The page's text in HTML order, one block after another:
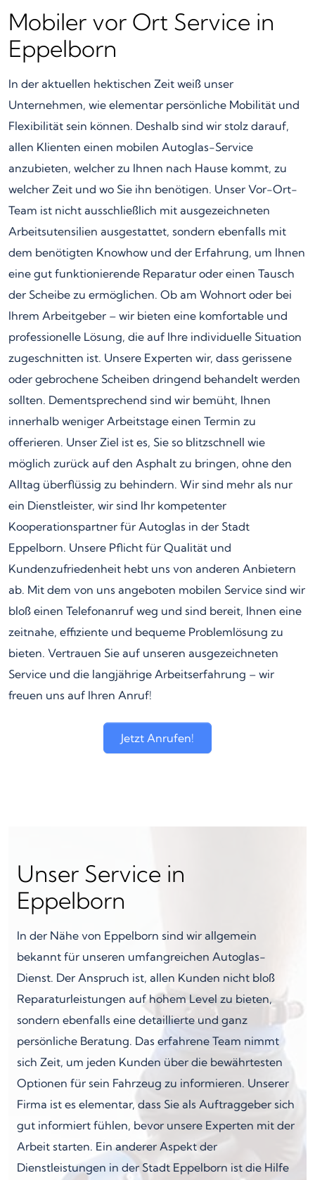
Mobiler vor Ort Service in
Eppelborn
In der aktuellen hektischen Zeit weiß unser
Unternehmen, wie elementar persönliche Mobilität und
Flexibilität sein können. Deshalb sind wir stolz darauf,
allen Klienten einen mobilen Autoglas-Service
anzubieten, welcher zu Ihnen nach Hause kommt, zu
welcher Zeit und wo Sie ihn benötigen. Unser Vor-Ort-
Team ist nicht ausschließlich mit ausgezeichneten
Arbeitsutensilien ausgestattet, sondern ebenfalls mit
dem benötigten Knowhow und der Erfahrung, um Ihnen
eine gut funktionierende Reparatur oder einen Tausch
der Scheibe zu ermöglichen. Ob am Wohnort oder bei
Ihrem Arbeitgeber – wir bieten eine komfortable und
professionelle Lösung, die auf Ihre individuelle Situation
zugeschnitten ist. Unsere Experten wir, dass gerissene
oder gebrochene Scheiben dringend behandelt werden
sollten. Dementsprechend sind wir bemüht, Ihnen
innerhalb weniger Arbeitstage einen Termin zu
offerieren. Unser Ziel ist es, Sie so blitzschnell wie
möglich zurück auf den Asphalt zu bringen, ohne den
Alltag überflüssig zu behindern. Wir sind mehr als nur
ein Dienstleister, wir sind Ihr kompetenter
Kooperationspartner für Autoglas in der Stadt
Eppelborn. Unsere Pflicht für Qualität und
Kundenzufriedenheit hebt uns von anderen Anbietern
ab. Mit dem von uns angeboten mobilen Service sind wir
bloß einen Telefonanruf weg und sind bereit, Ihnen eine
zeitnahe, effiziente und bequeme Problemlösung zu
bieten. Vertrauen Sie auf unseren ausgezeichneten
Service und die langjährige Arbeitserfahrung – wir
freuen uns auf Ihren Anruf!
Jetzt Anrufen!
Unser Service in
Eppelborn
In der Nähe von Eppelborn sind wir allgemein
bekannt für unseren umfangreichen Autoglas-
Dienst. Der Anspruch ist, allen Kunden nicht bloß
Reparaturleistungen auf hohem Level zu bieten,
sondern ebenfalls eine detaillierte und ganz
persönliche Beratung. Das erfahrene Team nimmt
sich Zeit, um jeden Kunden über die bewährtesten
Optionen für sein Fahrzeug zu informieren. Unserer
Firma ist es elementar, dass Sie als Auftraggeber sich
gut informiert fühlen, bevor unsere Experten mit der
Arbeit starten. Ein anderer Aspekt der
Dienstleistungen in der Stadt Eppelborn ist die Hilfe